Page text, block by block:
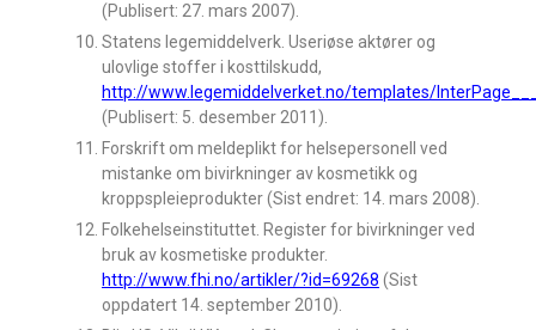
(Publisert: 27. mars 2007).
Statens legemiddelverk. Useriøse aktører og
ulovlige stoffer i kosttilskudd,
http://www.legemiddelverket.no/templates/
(Publisert: 5. desember 2011).
Forskrift om meldeplikt for helsepersonell ved
mistanke om bivirkninger av kosmetikk og
kroppspleieprodukter (Sist endret: 14. mars 2008).
Folkehelseinstituttet. Register for bivirkninger ved
bruk av kosmetiske produkter.
http://www.fhi.no/artikler/?id=69268 (Sist
oppdatert 14. september 2010).